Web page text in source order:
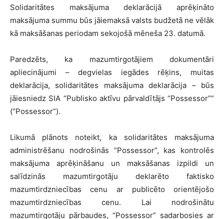
Solidaritātes maksājuma deklarācijā aprēķināto
maksājuma summu būs jāiemaksā valsts budžetā ne vēlāk
kā maksāšanas periodam sekojošā mēneša 23. datumā.
Paredzēts, ka mazumtirgotājiem dokumentāri
apliecinājumi – degvielas iegādes rēķins, muitas
deklarācija, solidaritātes maksājuma deklarācija – būs
jāiesniedz SIA “Publisko aktīvu pārvaldītājs “Possessor””
(“Possessor”).
Likumā plānots noteikt, ka solidaritātes maksājuma
administrēšanu nodrošinās “Possessor”, kas kontrolēs
maksājuma aprēķināšanu un maksāšanas izpildi un
salīdzinās mazumtirgotāju deklarēto faktisko
mazumtirdzniecības cenu ar publicēto orientējošo
mazumtirdzniecības cenu. Lai nodrošinātu
mazumtirgotāju pārbaudes, “Possessor” sadarbosies ar